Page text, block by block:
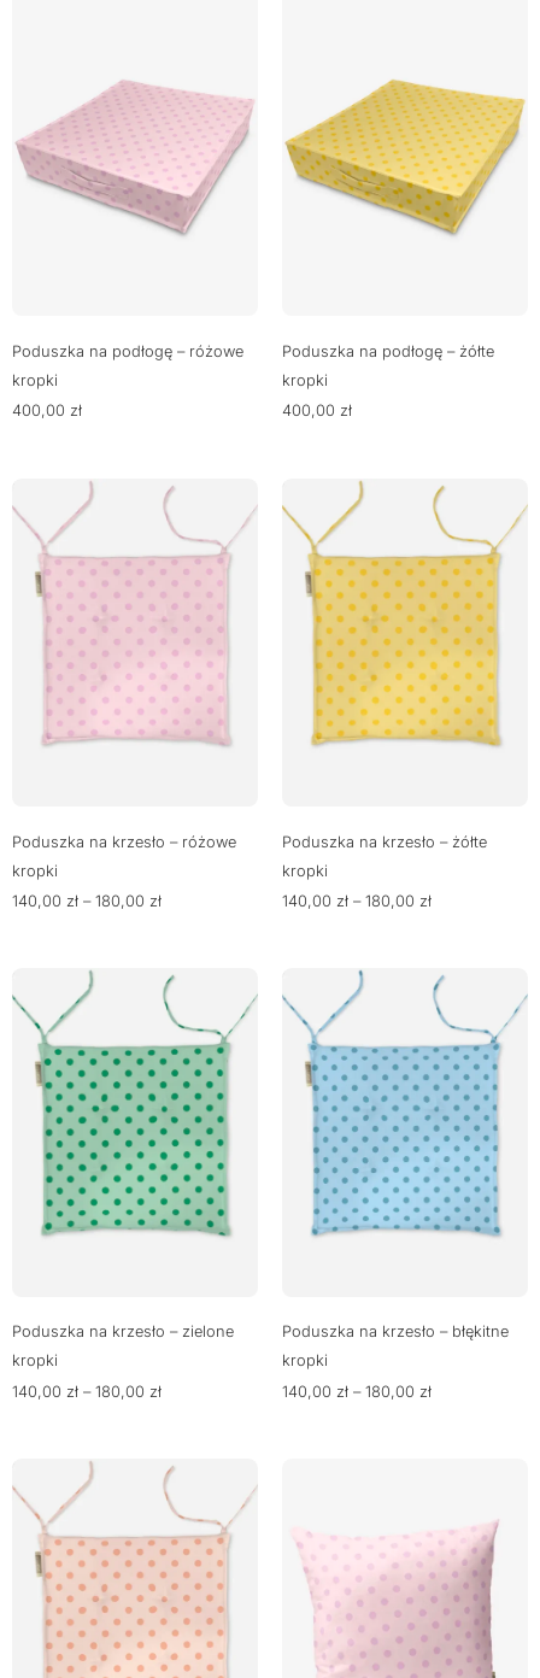
Poduszka na podłogę – różowe
kropki
400,00 zł
Poduszka na podłogę – żółte
kropki
400,00 zł
Poduszka na krzesło – różowe
kropki
140,00 zł – 180,00 zł
Poduszka na krzesło – żółte
kropki
140,00 zł – 180,00 zł
Poduszka na krzesło – zielone
kropki
140,00 zł – 180,00 zł
Poduszka na krzesło – błękitne
kropki
140,00 zł – 180,00 zł